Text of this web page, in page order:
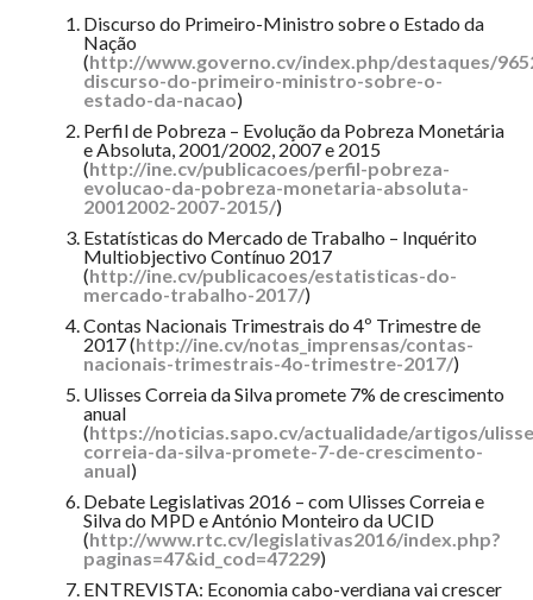
Discurso do Primeiro-Ministro sobre o Estado da
Nação
(http://www.governo.cv/index.php/destaques/
discurso-do-primeiro-ministro-sobre-o-
estado-da-nacao)
Perfil de Pobreza – Evolução da Pobreza Monetária
e Absoluta, 2001/2002, 2007 e 2015
(http://ine.cv/publicacoes/perfil-pobreza-
evolucao-da-pobreza-monetaria-absoluta-
20012002-2007-2015/)
Estatísticas do Mercado de Trabalho – Inquérito
Multiobjectivo Contínuo 2017
(http://ine.cv/publicacoes/estatisticas-do-
mercado-trabalho-2017/)
Contas Nacionais Trimestrais do 4º Trimestre de
2017 (http://ine.cv/notas_imprensas/contas-
nacionais-trimestrais-4o-trimestre-2017/)
Ulisses Correia da Silva promete 7% de crescimento
anual
(https://noticias.sapo.cv/actualidade/artigos/
correia-da-silva-promete-7-de-crescimento-
anual)
Debate Legislativas 2016 – com Ulisses Correia e
Silva do MPD e António Monteiro da UCID
(http://www.rtc.cv/legislativas2016/index.php?
paginas=47&id_cod=47229)
ENTREVISTA: Economia cabo-verdiana vai crescer